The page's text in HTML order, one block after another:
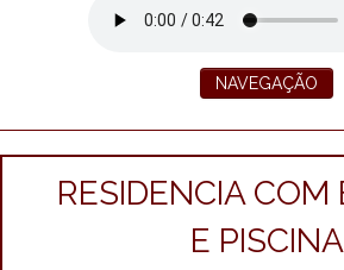
NAVEGAÇÃO
EMPRESA
OBRAS EXECUTADAS
OBRAS EM ANDAMENTO
VENDARESIDENCIA COM
E PISCINA